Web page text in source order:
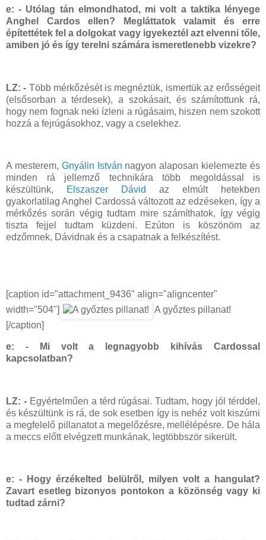
e: - Utólag tán elmondhatod, mi volt a taktika lényege
Anghel Cardos ellen? Megláttatok valamit és erre
építettétek fel a dolgokat vagy igyekeztél azt elvenni tőle,
amiben jó és így terelni számára ismeretlenebb vizekre?
LZ: - Több mérkőzését is megnéztük, ismertük az erősségeit
(elsősorban a térdesek), a szokásait, és számítottunk rá,
hogy nem fognak neki ízleni a rúgásaim, hiszen nem szokott
hozzá a fejrúgásokhoz, vagy a cselekhez.
A mesterem, Gnyálin István nagyon alaposan kielemezte és
minden rá jellemző technikára több megoldással is
készültünk,
Elszaszer Dávid
az elmúlt hetekben
gyakorlatilag Anghel Cardossá változott az edzéseken, így a
mérkőzés során végig tudtam mire számíthatok, így végig
tiszta fejjel tudtam küzdeni. Ezúton is köszönöm az
edzőmnek, Dávidnak és a csapatnak a felkészítést.
[caption id="attachment_9436" align="aligncenter"
width="504"]
A győztes pillanat!
[/caption]
e: - Mi volt a legnagyobb kihívás Cardossal
kapcsolatban?
LZ: -Egyértelműen a térd rúgásai. Tudtam, hogy jól térddel,
és készültünk is rá, de sok esetben így is nehéz volt kiszúrni
a megfelelő pillanatot a megelőzésre, mellélépésre. De hála
a meccs előtt elvégzett munkának, legtöbbször sikerült.
e: - Hogy érzékelted belülről, milyen volt a hangulat?
Zavart esetleg bizonyos pontokon a közönség vagy ki
tudtad zárni?